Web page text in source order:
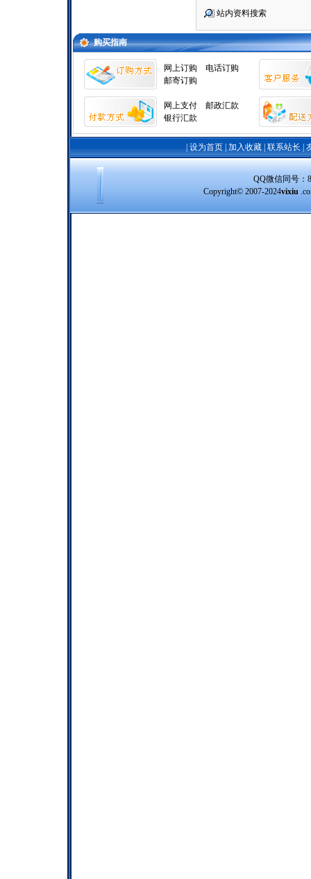
站内资料搜索
购买指南
网上订购
电话订购
邮寄订购
网上支付
邮政汇款
银行汇款
设为首页| 加入收藏| 联系站长
QQ微信同号：
Copyright© 2007-2024vixiu